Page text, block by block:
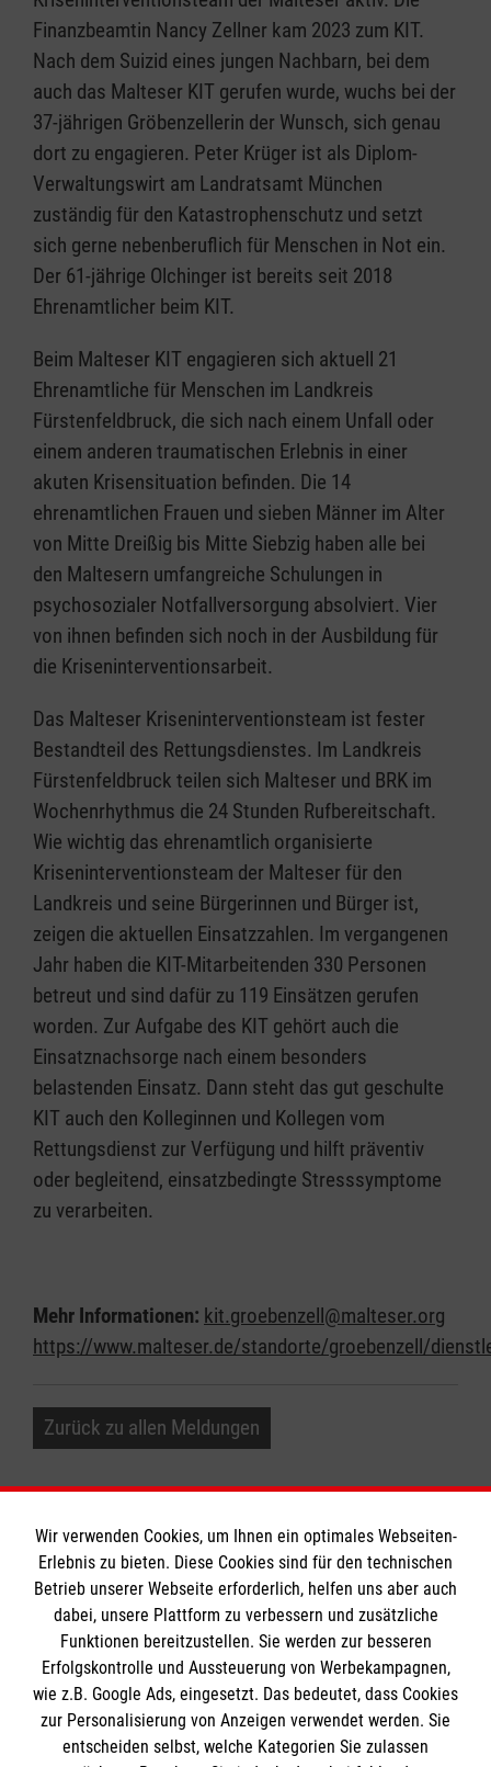
Finanzbeamtin Nancy Zellner kam 2023 zum KIT.
Nach dem Suizid eines jungen Nachbarn, bei dem
auch das Malteser KIT gerufen wurde, wuchs bei der
37-jährigen Gröbenzellerin der Wunsch, sich genau
dort zu engagieren. Peter Krüger ist als Diplom-
Verwaltungswirt am Landratsamt München
zuständig für den Katastrophenschutz und setzt
sich gerne nebenberuflich für Menschen in Not ein.
Der 61-jährige Olchinger ist bereits seit 2018
Ehrenamtlicher beim KIT.
Beim Malteser KIT engagieren sich aktuell 21
Ehrenamtliche für Menschen im Landkreis
Fürstenfeldbruck, die sich nach einem Unfall oder
einem anderen traumatischen Erlebnis in einer
akuten Krisensituation befinden. Die 14
ehrenamtlichen Frauen und sieben Männer im Alter
von Mitte Dreißig bis Mitte Siebzig haben alle bei
den Maltesern umfangreiche Schulungen in
psychosozialer Notfallversorgung absolviert. Vier
von ihnen befinden sich noch in der Ausbildung für
die Kriseninterventionsarbeit.
Das Malteser Kriseninterventionsteam ist fester
Bestandteil des Rettungsdienstes. Im Landkreis
Fürstenfeldbruck teilen sich Malteser und BRK im
Wochenrhythmus die 24 Stunden Rufbereitschaft.
Wie wichtig das ehrenamtlich organisierte
Kriseninterventionsteam der Malteser für den
Landkreis und seine Bürgerinnen und Bürger ist,
zeigen die aktuellen Einsatzzahlen. Im vergangenen
Jahr haben die KIT-Mitarbeitenden 330 Personen
betreut und sind dafür zu 119 Einsätzen gerufen
worden. Zur Aufgabe des KIT gehört auch die
Einsatznachsorge nach einem besonders
belastenden Einsatz. Dann steht das gut geschulte
KIT auch den Kolleginnen und Kollegen vom
Rettungsdienst zur Verfügung und hilft präventiv
oder begleitend, einsatzbedingte Stresssymptome
zu verarbeiten.
Mehr Informationen: kit.groebenzell@malteser.org
https://www.malteser.de/standorte/groebenzell/
Zurück zu allen Meldungen
Informationen
Impressum
Datenschutz
Kontakt
Die Malteser
Wir verwenden Cookies, um Ihnen ein optimales Webseiten-
Erlebnis zu bieten. Diese Cookies sind für den technischen
Betrieb unserer Webseite erforderlich, helfen uns aber auch
dabei, unsere Plattform zu verbessern und zusätzliche
Funktionen bereitzustellen. Sie werden zur besseren
Erfolgskontrolle und Aussteuerung von Werbekampagnen,
wie z.B. Google Ads, eingesetzt. Das bedeutet, dass Cookies
zur Personalisierung von Anzeigen verwendet werden. Sie
entscheiden selbst, welche Kategorien Sie zulassen